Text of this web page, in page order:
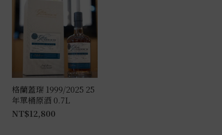
格蘭蓋瑞 1999/2025 25
年單桶原酒 0.7L
NT$12,800